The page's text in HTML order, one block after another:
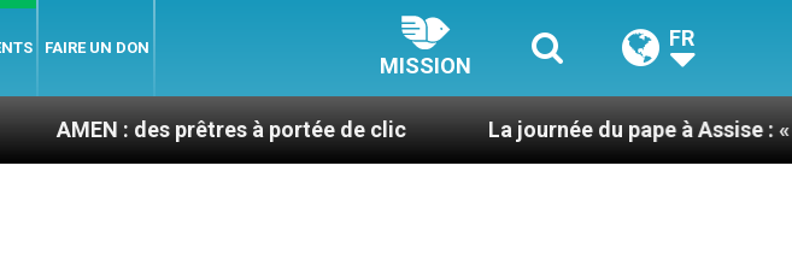
FAIRE UN DON
MISSION
FR
: des prêtres à portée de clic La journée du pape à Assise : « Allons-y !